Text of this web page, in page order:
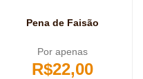
Pena de Faisão
Por apenas
R$22,00